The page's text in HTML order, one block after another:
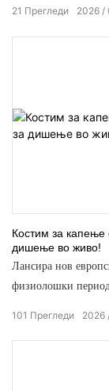
2026
21 Прегледи
Костим за капење
дишење во живо!
Лансира нов
физиолошки
2026
101 Прегледи